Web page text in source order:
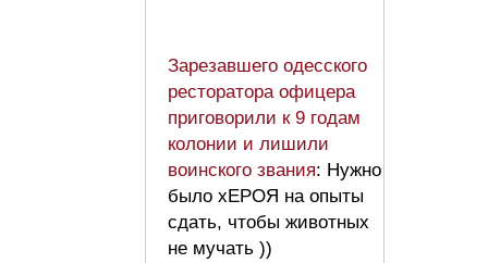
Зарезавшего одесского
ресторатора офицера
приговорили к 9 годам
колонии и лишили
воинского звания: Нужно
было хЕРОЯ на опыты
сдать, чтобы животных
не мучать ))